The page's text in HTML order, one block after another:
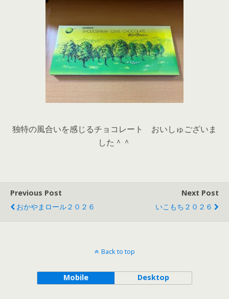
独特の風合いを感じるチョコレート おいしゅございま
した＾＾
Previous Post
おかやまロール２０２６
Next Post
いこもち２０２６
Back to top
Mobile Desktop